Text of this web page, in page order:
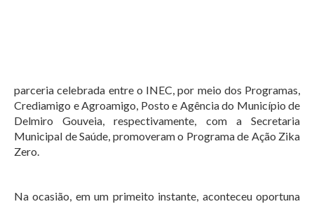
parceria celebrada entre o INEC, por meio dos Programas,
Crediamigo e Agroamigo, Posto e Agência do Município de
Delmiro Gouveia, respectivamente, com a Secretaria
Municipal de Saúde, promoveram o Programa de Ação Zika
Zero.
Na ocasião, em um primeito instante, aconteceu oportuna